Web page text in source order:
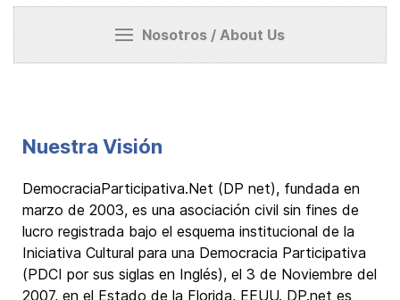
Nosotros / About Us
Nuestra Visión
DemocraciaParticipativa.Net (DP net), fundada en
marzo de 2003, es una asociación civil sin fines de
lucro registrada bajo el esquema institucional de la
Iniciativa Cultural para una Democracia Participativa
(PDCI por sus siglas en Inglés), el 3 de Noviembre del
2007, en el Estado de la Florida, EEUU. DP.net es